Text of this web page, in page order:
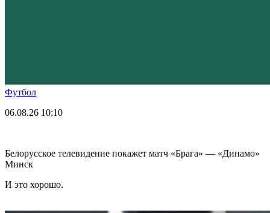
Футбол
06.08.26 10:10
Белорусское телевидение покажет матч «Брага» — «Динамо»
Минск
И это хорошо.